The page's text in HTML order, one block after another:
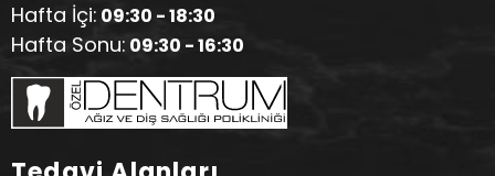
Hafta İçi: 09:30 - 18:30
Hafta Sonu: 09:30 - 16:30